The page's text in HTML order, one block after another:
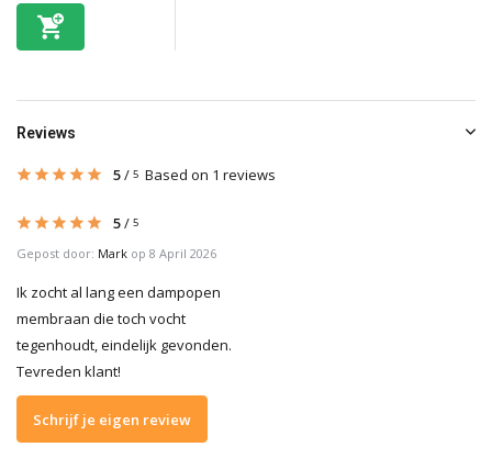
Reviews
5/ 5 Based on 1 reviews
5/ 5
Gepost door: Mark op 8 April 2026
Ik zocht al lang een dampopen
membraan die toch vocht
tegenhoudt, eindelijk gevonden.
Tevreden klant!
Schrijf je eigen review